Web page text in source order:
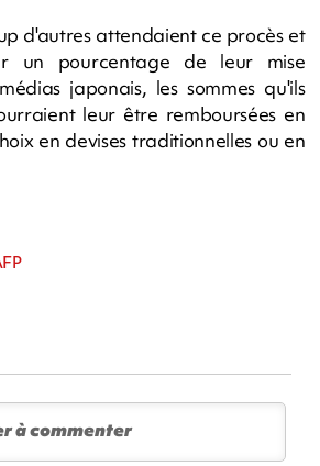
d'autres attendaient ce procès et
un pourcentage de leur mise
japonais, les sommes qu'ils
leur être remboursées en
en devises traditionnelles ou en